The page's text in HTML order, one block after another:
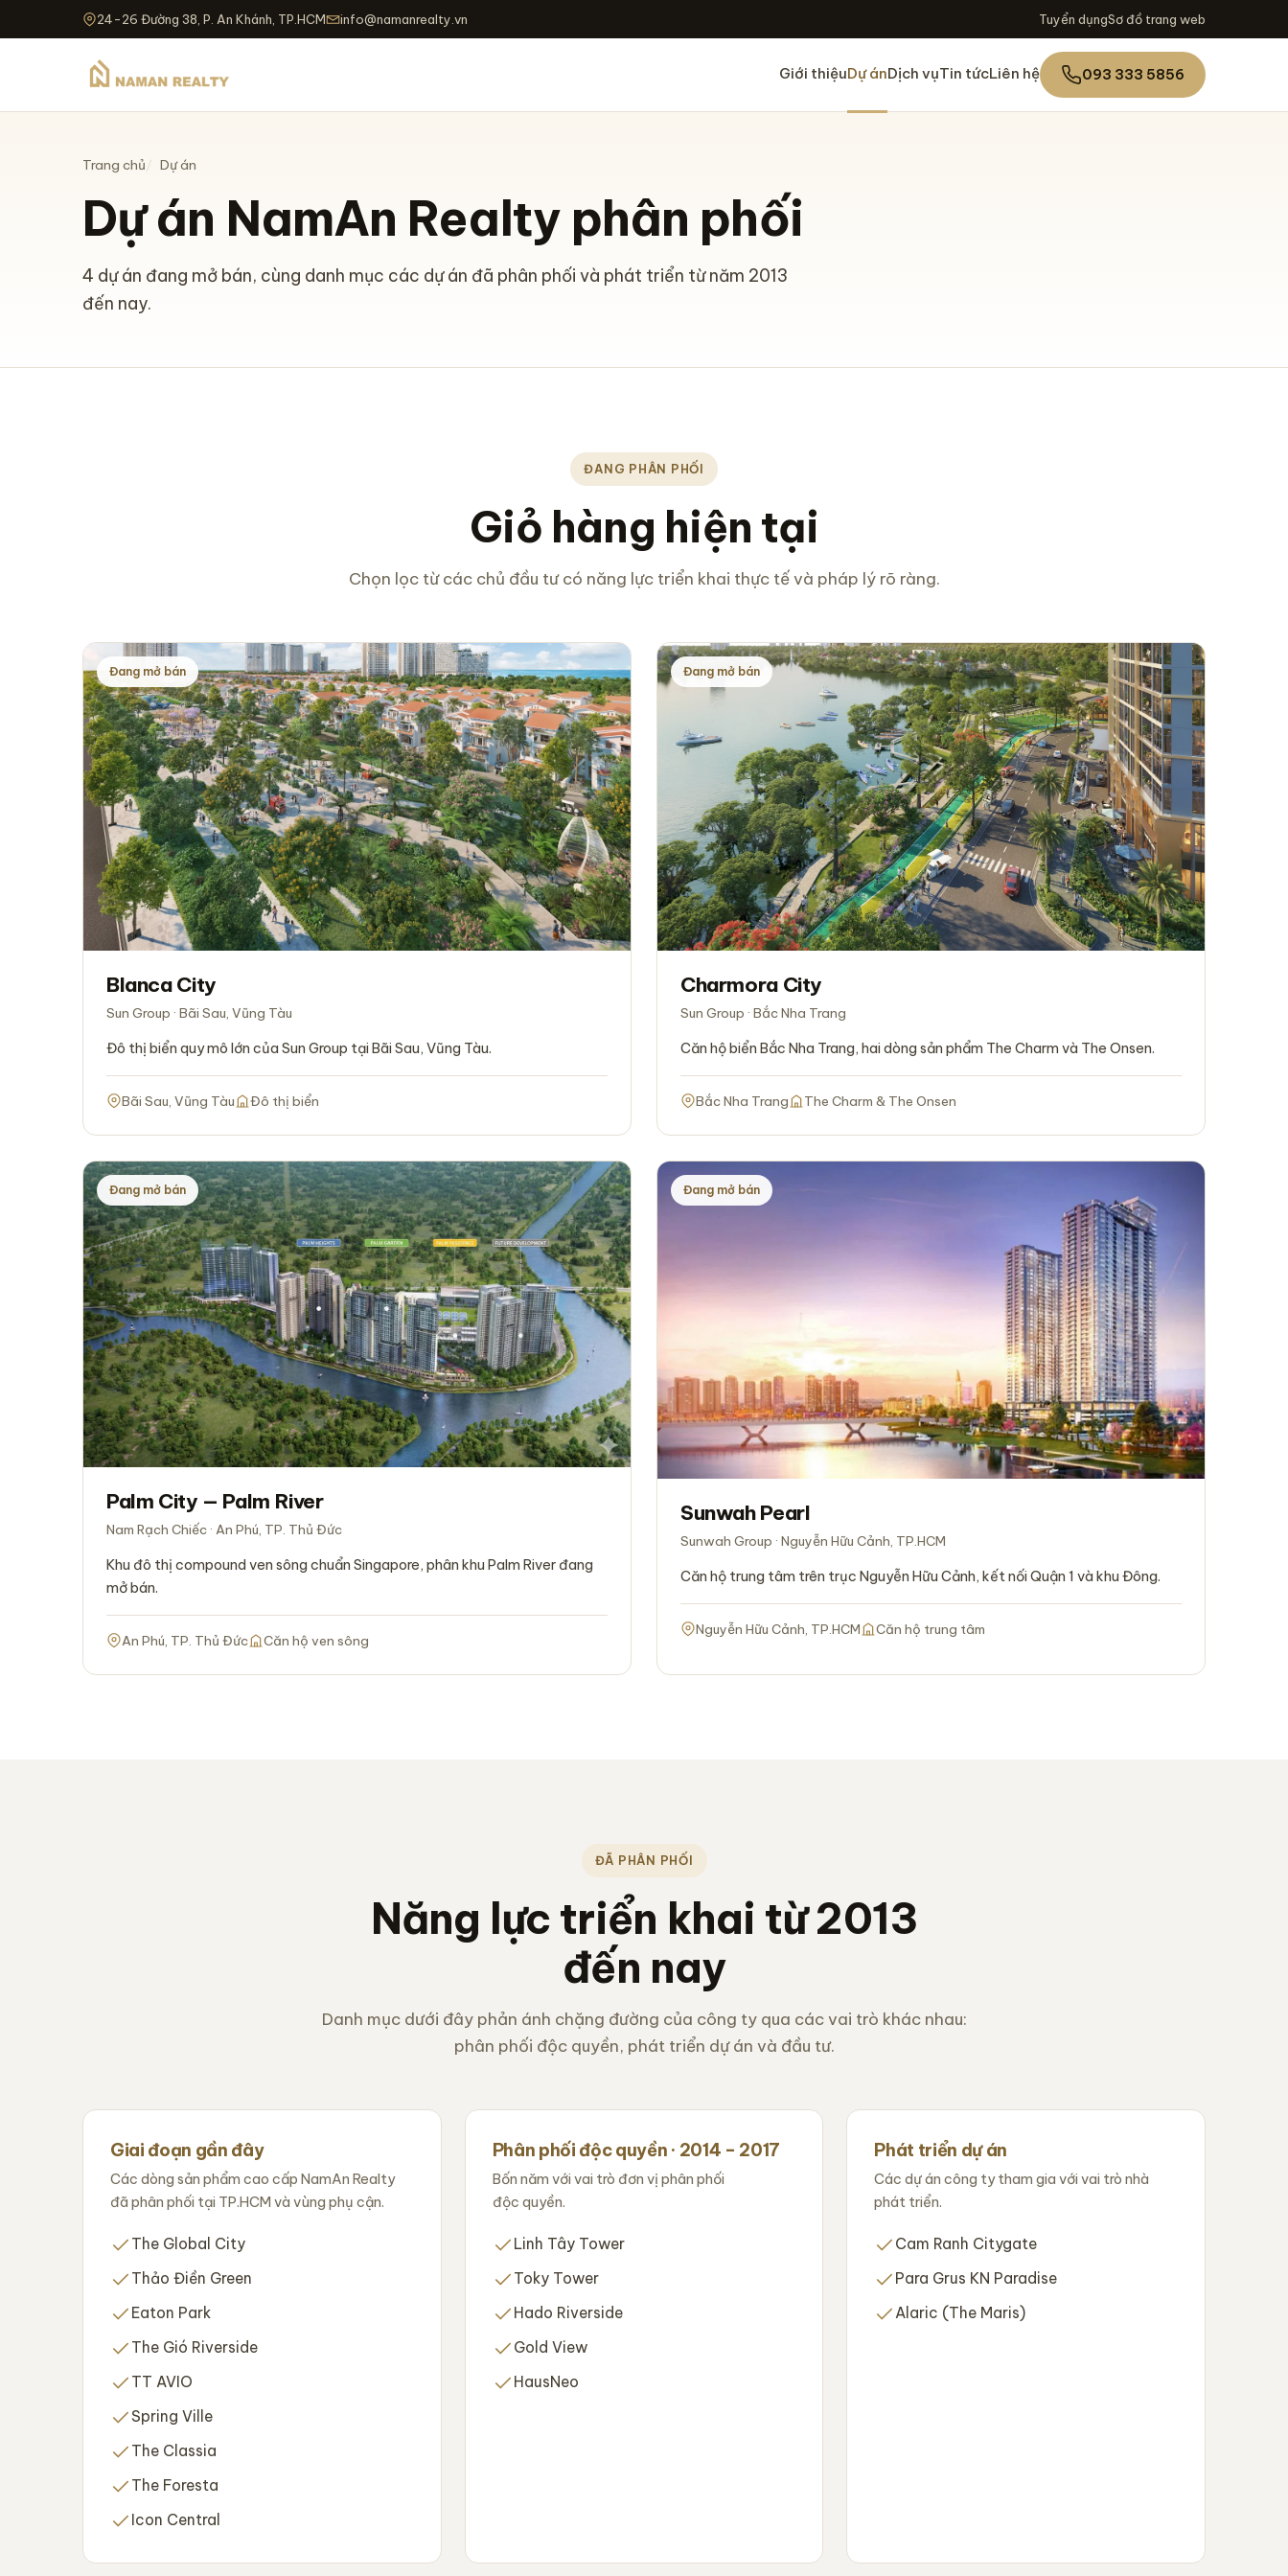
24-26 Đường 38, P. An Khánh, TP.HCM info@namanrealty.vn Tuyển dụngSơ đồ trang web
Giới thiệuDự ánDịch vụTin tứcLiên hệ 093 333 5856
Trang chủ Dự án
Dự án NamAn Realty phân phối
4 dự án đang mở bán, cùng danh mục các dự án đã phân phối và phát triển từ năm 2013
đến nay.
ĐANG PHÂN PHỐI
Giỏ hàng hiện tại
Chọn lọc từ các chủ đầu tư có năng lực triển khai thực tế và pháp lý rõ ràng.
Đang mở bán
Blanca City
Sun Group · Bãi Sau, Vũng Tàu
Đô thị biển quy mô lớn của Sun Group tại Bãi Sau, Vũng Tàu.
Bãi Sau, Vũng Tàu Đô thị biển
Đang mở bán
Charmora City
Sun Group · Bắc Nha Trang
Căn hộ biển Bắc Nha Trang, hai dòng sản phẩm The Charm và The Onsen.
Bắc Nha Trang The Charm & The Onsen
Đang mở bán
Palm City — Palm River
Nam Rạch Chiếc · An Phú, TP. Thủ Đức
Khu đô thị compound ven sông chuẩn Singapore, phân khu Palm River đang
mở bán.
An Phú, TP. Thủ Đức Căn hộ ven sông
Đang mở bán
Sunwah Pearl
Sunwah Group · Nguyễn Hữu Cảnh, TP.HCM
Căn hộ trung tâm trên trục Nguyễn Hữu Cảnh, kết nối Quận 1 và khu Đông.
Nguyễn Hữu Cảnh, TP.HCM Căn hộ trung tâm
ĐÃ PHÂN PHỐI
Năng lực triển khai từ 2013
đến nay
Danh mục dưới đây phản ánh chặng đường của công ty qua các vai trò khác nhau:
phân phối độc quyền, phát triển dự án và đầu tư.
Giai đoạn gần đây
Các dòng sản phẩm cao cấp NamAn Realty
đã phân phối tại TP.HCM và vùng phụ cận.
The Global City
Thảo Điền Green
Eaton Park
The Gió Riverside
TT AVIO
Spring Ville
The Classia
The Foresta
Icon Central
Phân phối độc quyền · 2014 – 2017
Bốn năm với vai trò đơn vị phân phối
độc quyền.
Linh Tây Tower
Toky Tower
Hado Riverside
Gold View
HausNeo
Phát triển dự án
Các dự án công ty tham gia với vai trò nhà
phát triển.
Cam Ranh Citygate
Para Grus KN Paradise
Alaric (The Maris)